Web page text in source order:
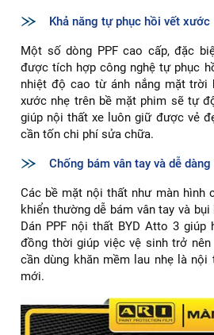
Khả năng tự phục hồi vết xước
Một số dòng PPF cao cấp, đặc
được tích hợp công nghệ tự phục
nhiệt độ cao từ ánh nắng mặt trời
xước nhẹ trên bề mặt phim sẽ tự
giúp nội thất xe luôn giữ được vẻ
cần tốn chi phí sửa chữa.
Chống bám vân tay và dễ
Các bề mặt nội thất như màn hình
khiển thường dễ bám vân tay và
Dán PPF nội thất BYD Atto 3 giúp
đồng thời giúp việc vệ sinh trở
cần dùng khăn mềm lau nhẹ là
mới.